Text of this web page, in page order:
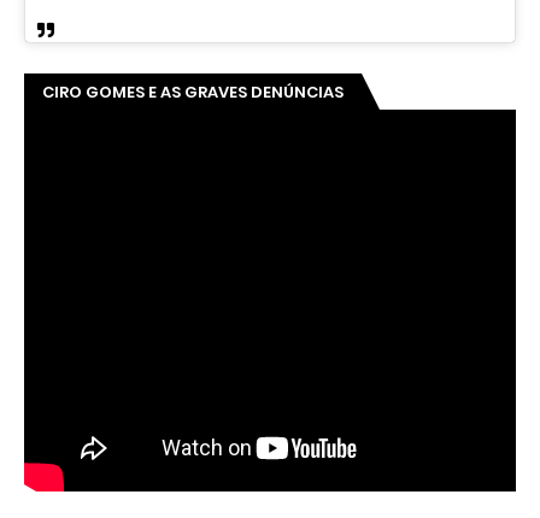
CIRO GOMES E AS GRAVES DENÚNCIAS